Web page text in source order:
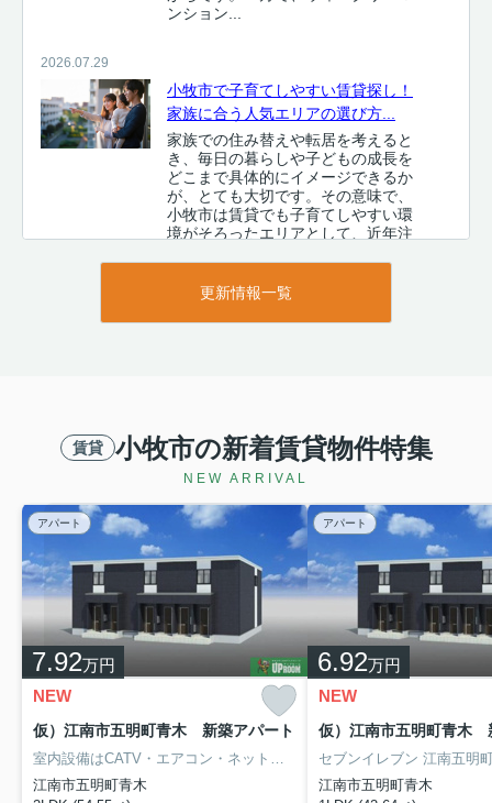
ンション...
2026.07.29
小牧市で子育てしやすい賃貸探し！
家族に合う人気エリアの選び方...
家族での住み替えや転居を考えると
き、毎日の暮らしや子どもの成長を
どこまで具体的にイメージできるか
が、とても大切です。その意味で、
小牧市は賃貸でも子育てしやすい環
境がそろったエリアとして、近年注
小牧で家族向け賃貸を選ぶなら戸建
るポイントが一気に増えてきます
ね。その中でも、小牧エリアで賃貸
の戸建てを選ぶかどうかは、暮らし
初めての賃貸は不安？契約の流れをやさしく解説初めて
の賃貸で失...
初めての賃貸契約は、わからない用語や手続きが多く、
不安を感じやすいものです。とくに、これから一人暮ら
しを始める方にとっては、契約の流れや注意点を知らな
いまま話が進んでしまうと、後から思わぬトラブルや
余...
2026.07.26
小牧の賃貸相場はいくら？一人暮ら
しの予算と総費用を解説
更新情報一覧
賃貸 小牧市の新着賃貸物件特集
NEW ARRIVAL
アパート
7.92万円
NEW
仮）江南市五明町青木 新築アパート
室内設備はCATV・エアコン・ネット使用料不要などが揃っているので、快適に過ごしやすいお部屋になります。駐車場があるアパートです。現在空きがあります。初期費用のカード決済ができます。駐輪場付きのアパートです。帰る場所に魅力があると、より楽しい生活になりませんか。住まいは誰にとっても重要な役割を果たしてくれるものです。ご希望の住まいを共に見つけましょう。
江南市五明町青木
アパート
6.92万円
NEW
仮）江南市五明町青木
江南市五明町青木